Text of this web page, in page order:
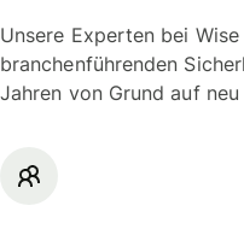
Unsere Experten bei
branchenführenden
Jahren von Grund auf